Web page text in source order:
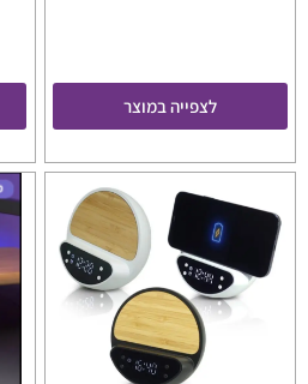
לצפייה במוצר